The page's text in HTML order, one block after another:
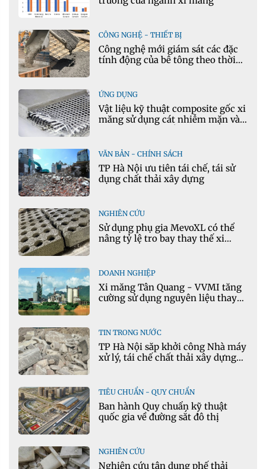
CÔNG NGHỆ - THIẾT BỊ
Công nghệ mới giám sát các đặc
tính động của bê tông theo thời
ỨNG DỤNG
Vật liệu kỹ thuật composite gốc xi
măng sử dụng cát nhiễm mặn và
VĂN BẢN - CHÍNH SÁCH
TP Hà Nội ưu tiên tái chế, tái sử
dụng chất thải xây dựng
NGHIÊN CỨU
Sử dụng phụ gia MevoXL có thể
nâng tỷ lệ tro bay thay thế xi
DOANH NGHIỆP
Xi măng Tân Quang - VVMI tăng
cường sử dụng nguyên liệu thay
TIN TRONG NƯỚC
TP Hà Nội sắp khởi công Nhà máy
xử lý, tái chế chất thải xây dựng
TIÊU CHUẨN - QUY CHUẨN
Ban hành Quy chuẩn kỹ thuật
quốc gia về đường sắt đô thị
NGHIÊN CỨU
Nghiên cứu tận dụng phế thải